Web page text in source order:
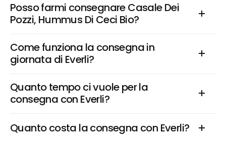
Posso farmi consegnare Casale Dei
Pozzi, Hummus Di Ceci Bio?
Come funziona la consegna in
giornata di Everli?
Quanto tempo ci vuole per la
consegna con Everli?
Quanto costa la consegna con Everli?